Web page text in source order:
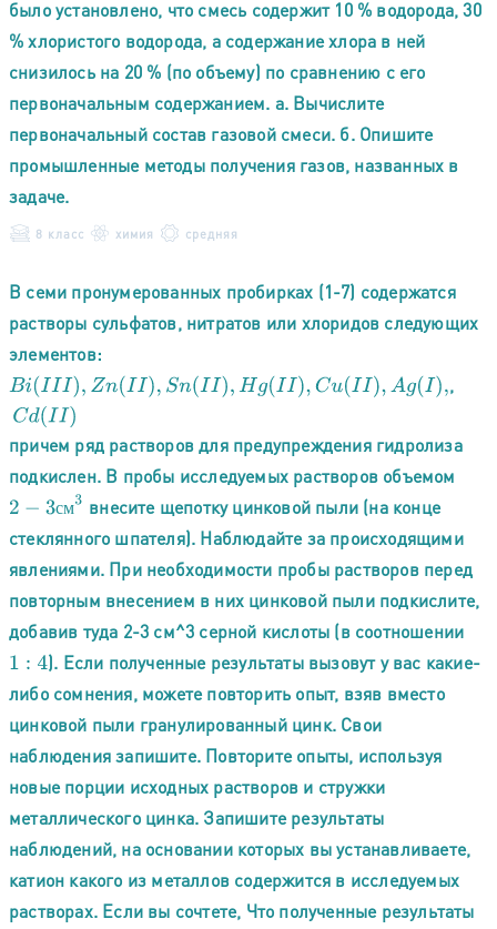
было установлено, что смесь содержит 10 % водорода, 30
% хлористого водорода, а содержание хлора в ней
снизилось на 20 % (по объему) по сравнению с его
первоначальным содержанием. а. Вычислите
первоначальный состав газовой смеси. б. Опишите
промышленные методы получения газов, названных в
задаче.
8 класс химия средняя
В семи пронумерованных пробирках (1-7) содержатся
растворы сульфатов, нитратов или хлоридов следующих
элементов:
Bi(III),Zn(I I),Sn(II),H g(II),Cu(II),Ag(I),Cd(II) ,
причем ряд растворов для предупреждения гидролиза
подкислен. В пробы исследуемых растворов объемом
см
2−3с м3
внесите щепотку цинковой пыли (на конце
стеклянного шпателя). Наблюдайте за происходящими
явлениями. При необходимости пробы растворов перед
повторным внесением в них цинковой пыли подкислите,
добавив туда 2-3 см^3 серной кислоты (в соотношении
1: 4
). Если полученные результаты вызовут у вас какие-
либо сомнения, можете повторить опыт, взяв вместо
цинковой пыли гранулированный цинк. Свои
наблюдения запишите. Повторите опыты, используя
новые порции исходных растворов и стружки
металлического цинка. Запишите результаты
наблюдений, на основании которых вы устанавливаете,
катион какого из металлов содержится в исследуемых
растворах. Если вы сочтете, Что полученные результаты